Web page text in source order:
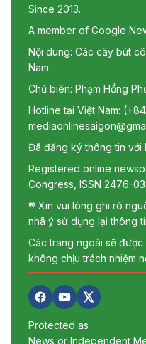
Since 2013.
A member of Google
Nội dung: Các cây bút
Nam.
Chủ biên: Phạm Hồng
Hotline tại Việt Nam:
Đã đăng ký thông tin với
Registered online
Congress, ISSN 2476-
® Xin vui lòng ghi rõ
nhã ý sử dụng lại thông
Các trang ngoài sẽ được
không chịu trách nhiệm
Protected as
News or Independent